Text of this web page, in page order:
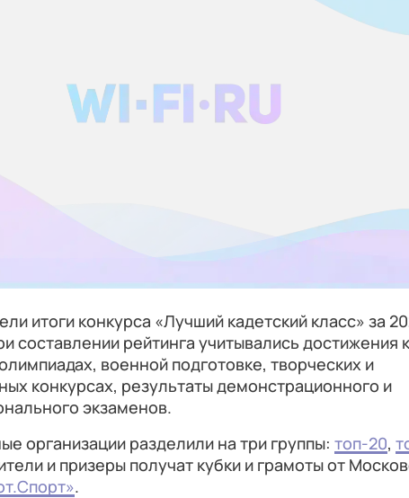
итоги конкурса «Лучший кадетский класс» за
составлении рейтинга учитывались достижения
военной подготовке, творческих и
конкурсах, результаты демонстрационного и
экзаменов.
организации разделили на три группы: топ-20,
и призеры получат кубки и грамоты от
.